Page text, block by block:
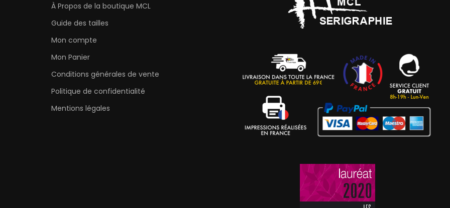
À Propos de la boutique MCL
Guide des tailles
Mon compte
Mon Panier
Conditions générales de vente
Politique de confidentialité
Mentions légales